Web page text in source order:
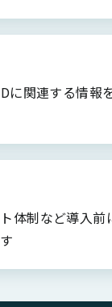
に関連する情報
体制など導入前